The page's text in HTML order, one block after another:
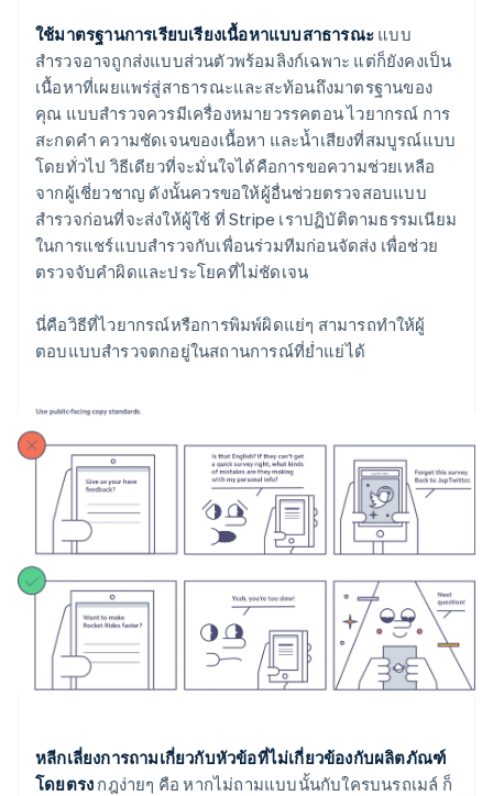
ใช้มาตรฐานการเรียบเรียงเนื้อหาแบบสาธารณะ แบบ
สำรวจอาจถูกส่งแบบส่วนตัวพร้อมลิงก์เฉพาะ แต่ก็ยังคงเป็น
เนื้อหาที่เผยแพร่สู่สาธารณะและสะท้อนถึงมาตรฐานของ
คุณ แบบสำรวจควรมีเครื่องหมายวรรคตอน ไวยากรณ์ การ
สะกดคำ ความชัดเจนของเนื้อหา และน้ำเสียงที่สมบูรณ์แบบ
โดยทั่วไป วิธีเดียวที่จะมั่นใจได้คือการขอความช่วยเหลือ
จากผู้เชี่ยวชาญ ดังนั้นควรขอให้ผู้อื่นช่วยตรวจสอบแบบ
สำรวจก่อนที่จะส่งให้ผู้ใช้ ที่ Stripe เราปฏิบัติตามธรรมเนียม
ในการแชร์แบบสำรวจกับเพื่อนร่วมทีมก่อนจัดส่ง เพื่อช่วย
ตรวจจับคำผิดและประโยคที่ไม่ชัดเจน
นี่คือวิธีที่ไวยากรณ์หรือการพิมพ์ผิดแย่ๆ สามารถทำให้ผู้
ตอบแบบสำรวจตกอยู่ในสถานการณ์ที่ย่ำแย่ได้
หลีกเลี่ยงการถามเกี่ยวกับหัวข้อที่ไม่เกี่ยวข้องกับผลิตภัณฑ์
โดยตรง กฎง่ายๆ คือ หากไม่ถามแบบนั้นกับใครบนรถเมล์ ก็